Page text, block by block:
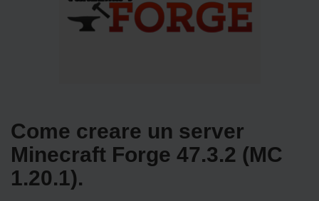
Come creare un server
Minecraft Forge 47.3.2 (MC
1.20.1).